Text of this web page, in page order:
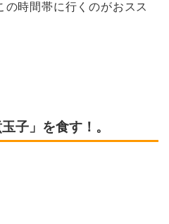
時間帯に行くのがおスス
玉子 」を食す！。